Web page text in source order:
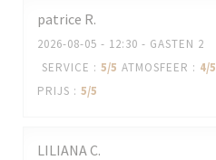
patrice R
2026-08-05 - 12:30 - GASTEN 2
SERVICE : 5/5 ATMOSFEER : 4/5
PRIJS : 5/5
LILIANAC